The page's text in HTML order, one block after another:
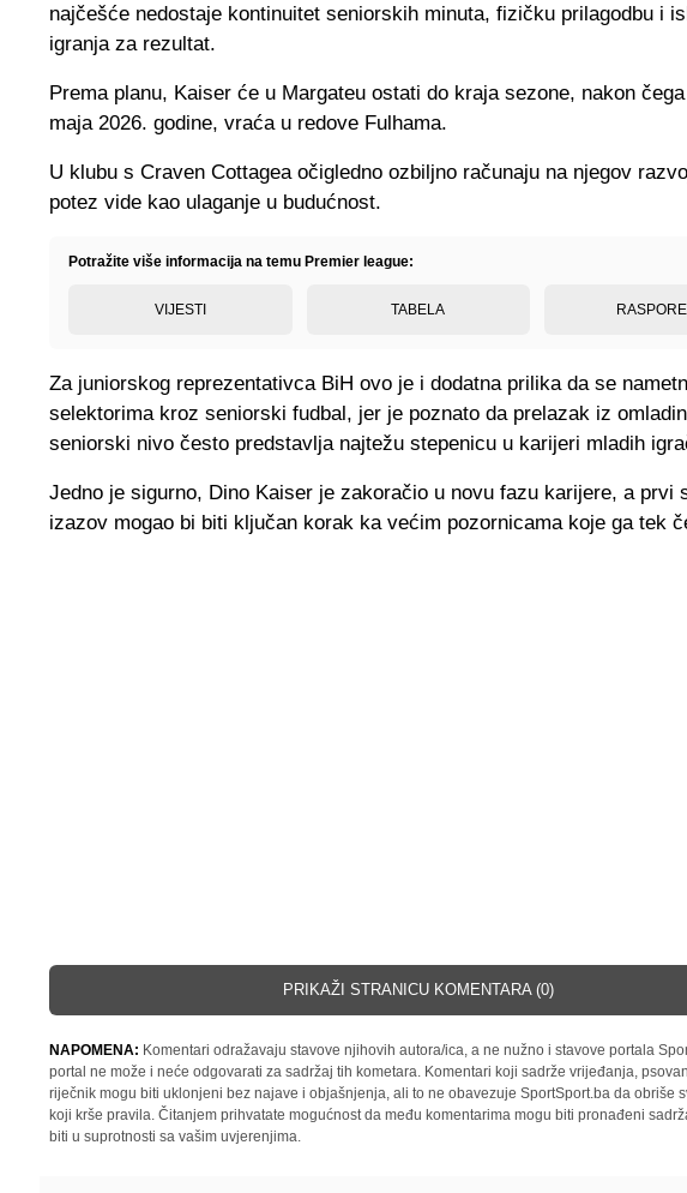
najčešće nedostaje kontinuitet seniorskih minuta, fizičku prilagodbu i
igranja za rezultat.
Prema planu, Kaiser će u Margateu ostati do kraja sezone, nakon
maja 2026. godine, vraća u redove Fulhama.
U klubu s Craven Cottagea očigledno ozbiljno računaju na njegov
potez vide kao ulaganje u budućnost.
Potražite više informacija na temu Premier league:
VIJESTI TABELA
Za juniorskog reprezentativca BiH ovo je i dodatna prilika da se
selektorima kroz seniorski fudbal, jer je poznato da prelazak iz
seniorski nivo često predstavlja najtežu stepenicu u karijeri mladih
Jedno je sigurno, Dino Kaiser je zakoračio u novu fazu karijere, a prvi
izazov mogao bi biti ključan korak ka većim pozornicama koje ga tek
PRIKAŽI STRANICU KOMENTARA (0)
NAPOMENA: Komentari odražavaju stavove njihovih autora/ica, a ne nužno i stavove portala
portal ne može i neće odgovarati za sadržaj tih kometara. Komentari koji sadrže vrijeđanja,
riječnik mogu biti uklonjeni bez najave i objašnjenja, ali to ne obavezuje SportSport.ba da obriše
koji krše pravila. Čitanjem prihvatate mogućnost da među komentarima mogu biti pronađeni
biti u suprotnosti sa vašim uvjerenjima.